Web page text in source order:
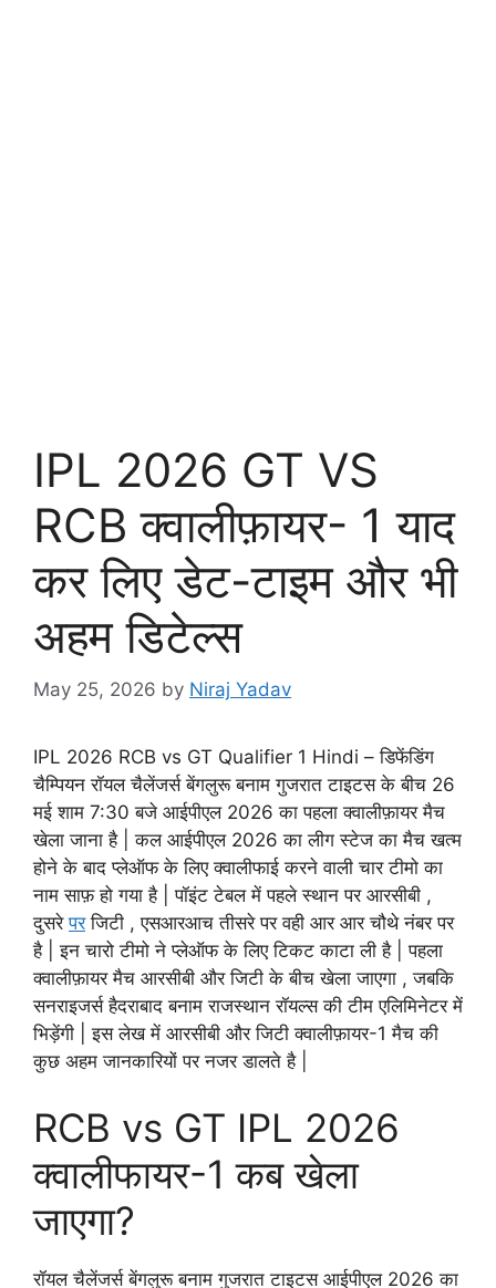
IPL 2026 GT VS
RCB क्वालीफ़ायर- 1 याद
कर लिए डेट-टाइम और भी
अहम डिटेल्स
May 25, 2026 by Niraj Yadav
IPL 2026 RCB vs GT Qualifier 1 Hindi – डिफेंडिंग
चैम्पियन रॉयल चैलेंजर्स बेंगलुरू बनाम गुजरात टाइटस के बीच 26
मई शाम 7:30 बजे आईपीएल 2026 का पहला क्वालीफ़ायर मैच
खेला जाना है | कल आईपीएल 2026 का लीग स्टेज का मैच खत्म
होने के बाद प्लेऑफ के लिए क्वालीफाई करने वाली चार टीमो का
नाम साफ़ हो गया है | पॉइंट टेबल में पहले स्थान पर आरसीबी ,
दुसरेपरजिटी , एसआरआच तीसरे पर वही आर आर चौथे नंबर पर
है | इन चारो टीमो ने प्लेऑफ के लिए टिकट काटा ली है | पहला
क्वालीफ़ायर मैच आरसीबी और जिटी के बीच खेला जाएगा , जबकि
सनराइजर्स हैदराबाद बनाम राजस्थान रॉयल्स की टीम एलिमिनेटर में
भिड़ेंगी | इस लेख में आरसीबी और जिटी क्वालीफ़ायर-1 मैच की
कुछ अहम जानकारियों पर नजर डालते है |
RCB vs GT IPL 2026
क्वालीफायर-1 कब खेला
जाएगा?
रॉयल चैलेंजर्स बेंगलुरू बनाम गुजरात टाइटस आईपीएल 2026 का